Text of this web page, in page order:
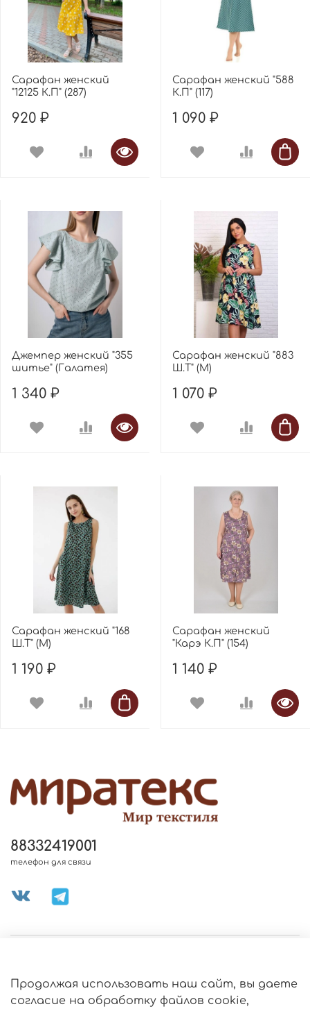
Сарафан женский
"12125 К.П" (287)
920 ₽
Сарафан женский "588
К.П" (117)
1 090 ₽
Джемпер женский "355
шитье" (Галатея)
1 340 ₽
Сарафан женский "883
Ш.Т" (М)
1 070 ₽
Сарафан женский "168
Ш.Т" (М)
1 190 ₽
Сарафан женский
"Карэ К.П" (154)
1 140 ₽
ИНФОРМАЦИЯ
88332419001
телефон для связи
Продолжая использовать наш сайт, вы даете
согласие на обработку файлов cookie,